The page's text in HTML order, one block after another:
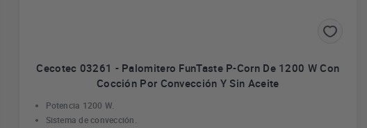
Cecotec 03261 - Palomitero FunTaste P-Corn De 1200 W Con
Cocción Por Convección Y Sin Aceite
Potencia 1200 W.
Sistema de convección.